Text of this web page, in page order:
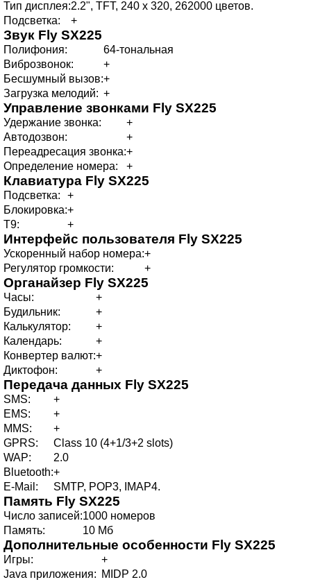
Тип дисплея:2.2", TFT, 240 х 320, 262000 цветов.
Подсветка:
+
Звук Fly SX225
Полифония:
64-тональная
Виброзвонок:
+
Бесшумный вызов:+
Загрузка мелодий: +
Управление звонками Fly SX225
Удержание звонка:
+
Автодозвон:
+
Переадресация звонка:+
Определение номера:
+
Клавиатура Fly SX225
Подсветка:
+
Блокировка:+
T9:
+
Интерфейс пользователя Fly SX225
Ускоренный набор номера:+
Регулятор громкости:
+
Органайзер Fly SX225
Часы:
+
Будильник:
+
Калькулятор:
+
Календарь:
+
Конвертер валют:+
Диктофон:
+
Передача данных Fly SX225
SMS:
+
EMS:
+
MMS:
+
GPRS:
Class 10 (4+1/3+2 slots)
WAP:
2.0
Bluetooth:+
E-Mail:
SMTP, POP3, IMAP4.
Память Fly SX225
Число записей:1000 номеров
Память:
10 Мб
Дополнительные особенности Fly SX225
Игры:
+
Java приложения: MIDP 2.0